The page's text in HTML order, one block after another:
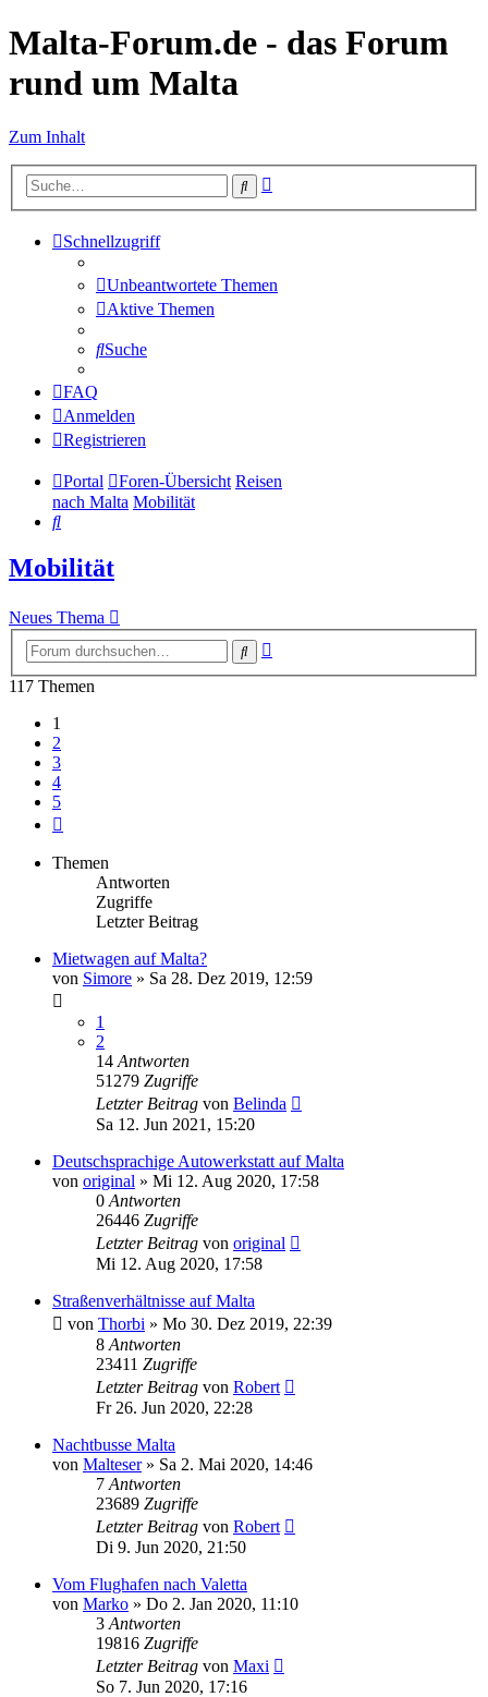
Malta-Forum.de - das Forum
rund um Malta
Zum Inhalt
Suche
Schnellzugriff
Unbeantwortete Themen
Aktive Themen
Suche
FAQ
Anmelden
Registrieren
Portal Foren-Übersicht Reisen
nach Malta Mobilität
Suche
Mobilität
Neues Thema
Suche
117 Themen
1
2
3
4
5
Themen
Antworten
Zugriffe
Letzter Beitrag
Mietwagen auf Malta?
von Simore » Sa 28. Dez 2019, 12:59
1
2
14 Antworten
51279 Zugriffe
Letzter Beitrag von Belinda
Sa 12. Jun 2021, 15:20
Deutschsprachige Autowerkstatt auf Malta
von original » Mi 12. Aug 2020, 17:58
0 Antworten
26446 Zugriffe
Letzter Beitrag von original
Mi 12. Aug 2020, 17:58
Straßenverhältnisse auf Malta
von Thorbi » Mo 30. Dez 2019, 22:39
8 Antworten
23411 Zugriffe
Letzter Beitrag von Robert
Fr 26. Jun 2020, 22:28
Nachtbusse Malta
von Malteser» Sa 2. Mai 2020, 14:46
7 Antworten
23689 Zugriffe
Letzter Beitrag von Robert
Di 9. Jun 2020, 21:50
Vom Flughafen nach Valetta
von Marko » Do 2. Jan 2020, 11:10
3 Antworten
19816 Zugriffe
Letzter Beitrag von Maxi
So 7. Jun 2020, 17:16